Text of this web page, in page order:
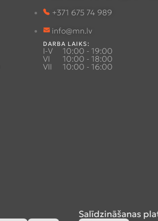
+371 675 74 989
info@mn.lv
DARBA LAIKS:
I-V
10:00 - 19:00
VI
10:00 - 18:00
VII
10:00 - 16:00
Salīdzināšanas